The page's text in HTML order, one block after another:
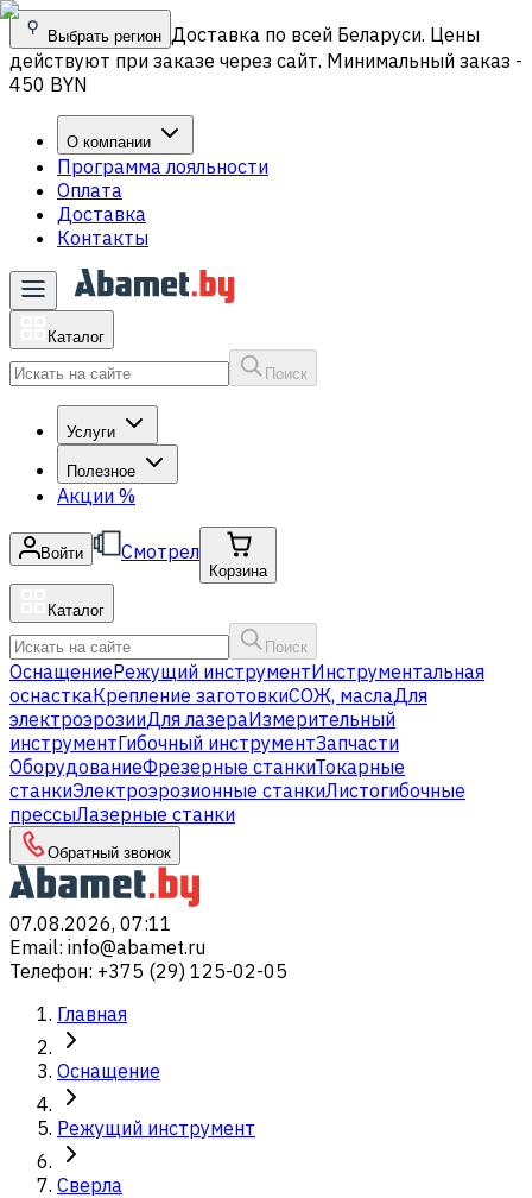
Выбрать регион Доставка по всей Беларуси. Цены
действуют при заказе через сайт. Минимальный заказ -
450 BYN
О компании
Программа лояльности
Оплата
Доставка
Контакты
Каталог
Поиск
Услуги
Полезное
Акции %
Войти Смотрел
Корзина
Каталог
Поиск
ОснащениеРежущий инструментИнструментальная
оснасткаКрепление заготовкиСОЖ, маслаДля
электроэрозииДля лазераИзмерительный
инструментГибочный инструментЗапчасти
ОборудованиеФрезерные станкиТокарные
станкиЭлектроэрозионные станкиЛистогибочные
прессыЛазерные станки
Обратный звонок
07.08.2026, 07:11
Email: info@abamet.ru
Телефон: +375 (29) 125-02-05
Главная
Оснащение
Режущий инструмент
Сверла